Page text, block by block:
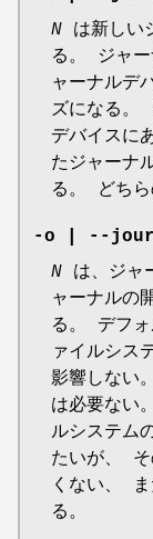
N は新しい
る。 ジャ
ャーナルデ
ズになる。
デバイスに
たジャーナ
る。 どち
-o --
N は、ジャ
ャーナルの
る。 デフ
ァイルシス
影響しない
は必要ない
ルシステム
たいが、 そ
くない、
る。